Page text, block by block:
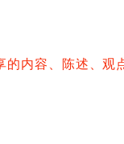
的内容、陈述、